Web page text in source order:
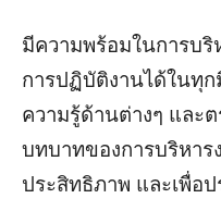
มีความพร้อมในการบ
การปฏิบัติงานได้ในทุก
ความรู้ด้านต่างๆ และ
บทบาทของการบริหาร
ประสิทธิภาพ และเพื่อ